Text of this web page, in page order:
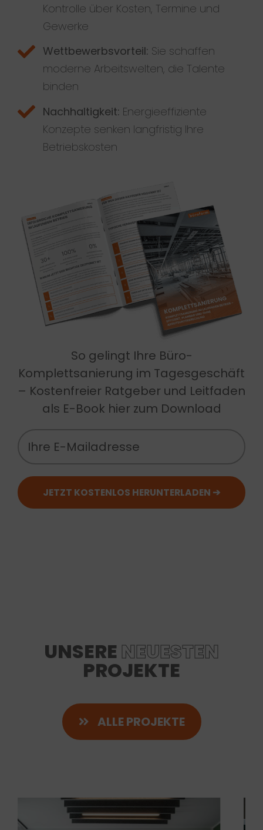
Kontrolle über Kosten, Termine und
Gewerke
Wettbewerbsvorteil: Sie schaffen
moderne Arbeitswelten, die Talente
binden
Nachhaltigkeit: Energieeffiziente
Konzepte senken langfristig Ihre
Betriebskosten
So gelingt Ihre Büro-
Komplettsanierung im Tagesgeschäft
– Kostenfreier Ratgeber und Leitfaden
als E-Book hier zum Download
UNSERE NEUESTEN
PROJEKTE
ALLE PROJEKTE